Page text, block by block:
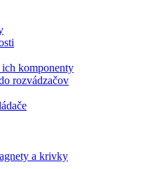
ich komponenty
rozvádzačov
a krivky